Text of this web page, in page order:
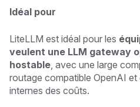
Idéal pour
LiteLLM est idéal pour les
veulent une LLM gateway
hostable, avec une large
routage compatible OpenAI et
internes des coûts.